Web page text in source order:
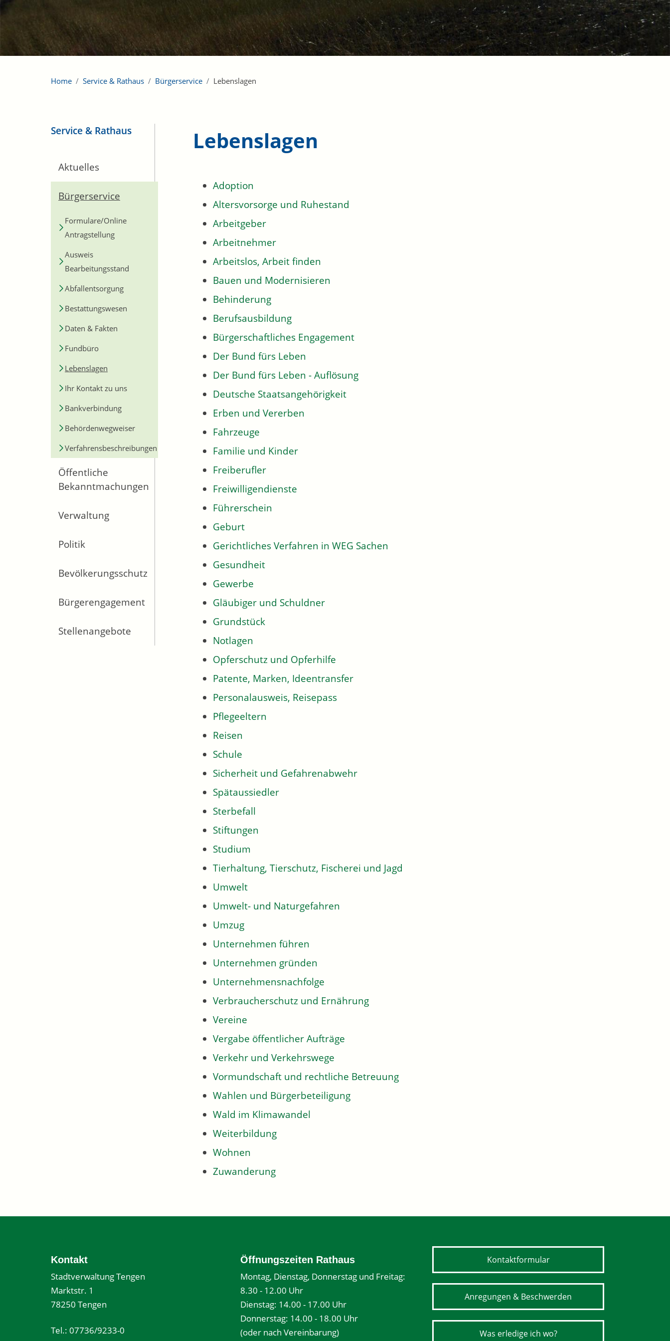
Home Service & Rathaus Bürgerservice Lebenslagen
Service & Rathaus
Aktuelles
Bürgerservice
Formulare/Online
Antragstellung
Ausweis
Bearbeitungsstand
Abfallentsorgung
Bestattungswesen
Daten & Fakten
Fundbüro
Lebenslagen
Ihr Kontakt zu uns
Bankverbindung
Behördenwegweiser
Verfahrensbeschreibungen
Öffentliche
Bekanntmachungen
Verwaltung
Politik
Bevölkerungsschutz
Bürgerengagement
Stellenangebote
Lebenslagen
Adoption
Altersvorsorge und Ruhestand
Arbeitgeber
Arbeitnehmer
Arbeitslos, Arbeit finden
Bauen und Modernisieren
Behinderung
Berufsausbildung
Bürgerschaftliches Engagement
Der Bund fürs Leben
Der Bund fürs Leben - Auflösung
Deutsche Staatsangehörigkeit
Erben und Vererben
Fahrzeuge
Familie und Kinder
Freiberufler
Freiwilligendienste
Führerschein
Geburt
Gerichtliches Verfahren in WEG Sachen
Gesundheit
Gewerbe
Gläubiger und Schuldner
Grundstück
Notlagen
Opferschutz und Opferhilfe
Patente, Marken, Ideentransfer
Personalausweis, Reisepass
Pflegeeltern
Reisen
Schule
Sicherheit und Gefahrenabwehr
Spätaussiedler
Sterbefall
Stiftungen
Studium
Tierhaltung, Tierschutz, Fischerei und Jagd
Umwelt
Umwelt- und Naturgefahren
Umzug
Unternehmen führen
Unternehmen gründen
Unternehmensnachfolge
Verbraucherschutz und Ernährung
Vereine
Vergabe öffentlicher Aufträge
Verkehr und Verkehrswege
Vormundschaft und rechtliche Betreuung
Wahlen und Bürgerbeteiligung
Wald im Klimawandel
Weiterbildung
Wohnen
Zuwanderung
Kontakt
Stadtverwaltung Tengen
Marktstr. 1
78250 Tengen
Tel.: 07736/9233-0
Öffnungszeiten Rathaus
Montag, Dienstag, Donnerstag und Freitag:
8.30 - 12.00 Uhr
Dienstag: 14.00 - 17.00 Uhr
Donnerstag: 14.00 - 18.00 Uhr
(oder nach Vereinbarung)
Kontaktformular
Anregungen & Beschwerden
Was erledige ich wo?